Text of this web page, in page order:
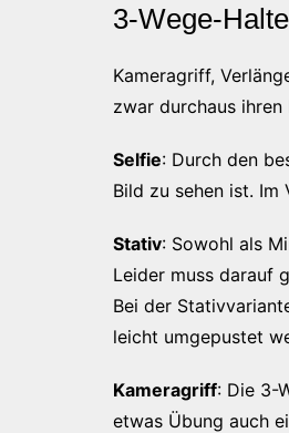
3-Wege-
Kameragriff,
zwar durchaus
Selfie: Durch den
Bild zu sehen ist.
Stativ: Sowohl als
Leider muss darauf
Bei der
leicht umgepustet
Kameragriff: Die 3-
etwas Übung auch